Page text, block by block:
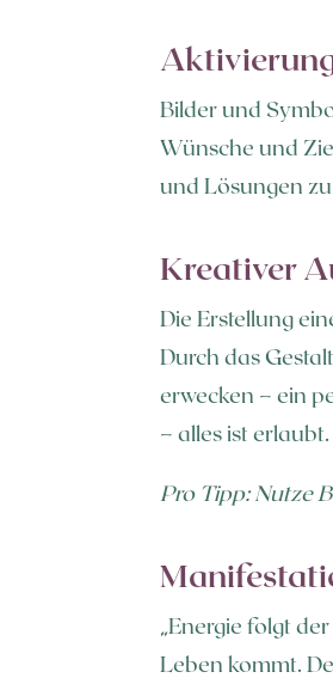
Bilder und
Wünsche und
und Lösungen
Kreativer
Die Erstellung
Durch das
erwecken – ein
– alles ist erlaubt.
Pro Tipp: Nutze
„Energie folgt
Leben kommt.